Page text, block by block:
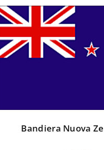
Bandiera Nuova